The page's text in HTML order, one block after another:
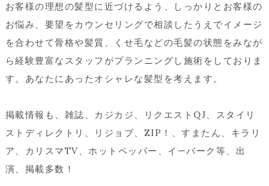
お客様の理想の髪型に近づけるよう、しっかりとお客様の
お悩み、要望をカウンセリングで相談したうえでイメージ
を合わせて骨格や髪質、くせ毛などの毛髪の状態をみなが
ら経験豊富なスタッフがプランニングし施術をしておりま
す。あなたにあったオシャレな髪型を考えます。
掲載情報も、雑誌、カジカジ、リクエストQJ、スタイリ
ストディレクトリ、リジョブ、ZIP！、すまたん、キラリ
ア、カリスマTV、ホットペッパー、イ—パーク等、出
演、掲載多数！